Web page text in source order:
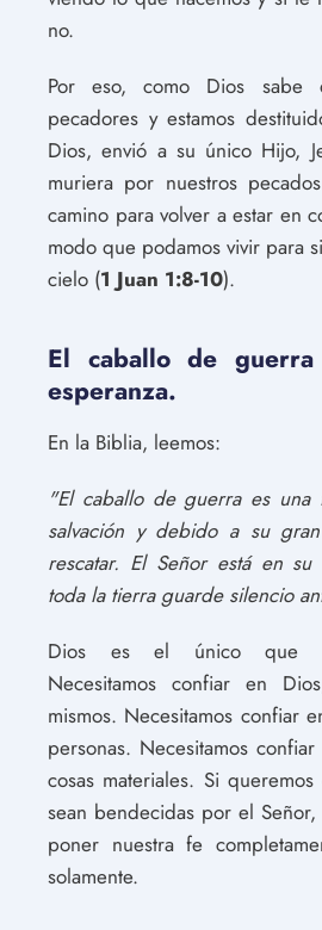
no.
Por eso, como Dios sabe
pecadores y estamos
Dios, envió a su único Hijo,
muriera por nuestros
camino para volver a estar en
modo que podamos vivir para
cielo (1 Juan 1:8-10).
El caballo de
esperanza.
En la Biblia, leemos:
"El caballo de guerra es una
salvación y debido a su
rescatar. El Señor está en
toda la tierra guarde silencio
Dios es el único que
Necesitamos confiar en
mismos. Necesitamos confiar
personas. Necesitamos
cosas materiales. Si
sean bendecidas por el
poner nuestra fe
solamente.